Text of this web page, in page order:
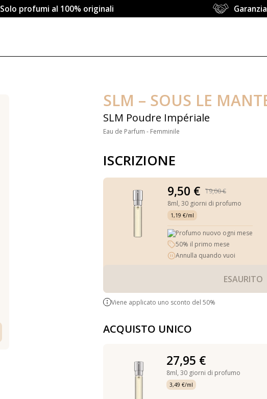
Solo profumi al 100% originali
SLM – SOUS LE
SLM Poudre Impériale
Eau de Parfum - Femminile
ISCRIZIONE
9,50 €
19,00 €
8ml, 30 giorni di profumo
1,19 €/ml
Profumo nuovo ogni mese
50% il primo mese
Annulla quando vuoi
ESAURITO
Viene applicato uno sconto del 50%
ACQUISTO UNICO
27,95 €
8ml, 30 giorni di profumo
3,49 €/ml